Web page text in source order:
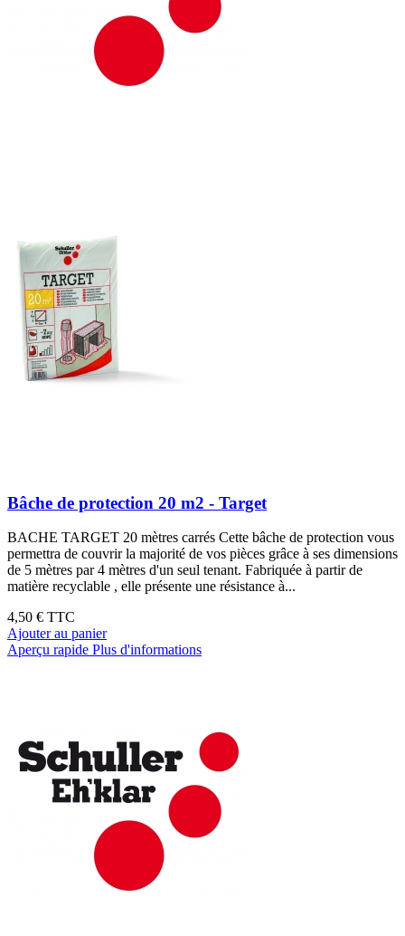
Bâche de protection 20 m2 - Target
BACHE TARGET 20 mètres carrés Cette bâche de protection vous
permettra de couvrir la majorité de vos pièces grâce à ses dimensions
de 5 mètres par 4 mètres d'un seul tenant. Fabriquée à partir de
matière recyclable , elle présente une résistance à...
4,50 € TTC
Ajouter au panier
Aperçu rapide Plus d'informations